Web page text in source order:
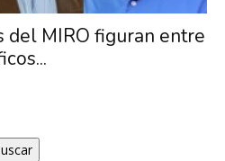
en
Óptica,
del MIRO figuran entre